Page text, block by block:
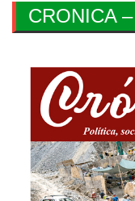
CRONICA